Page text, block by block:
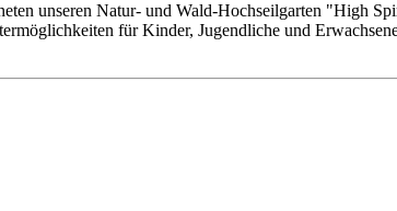
unseren Natur- und Wald-Hochseilgarten "High
für Kinder, Jugendliche und